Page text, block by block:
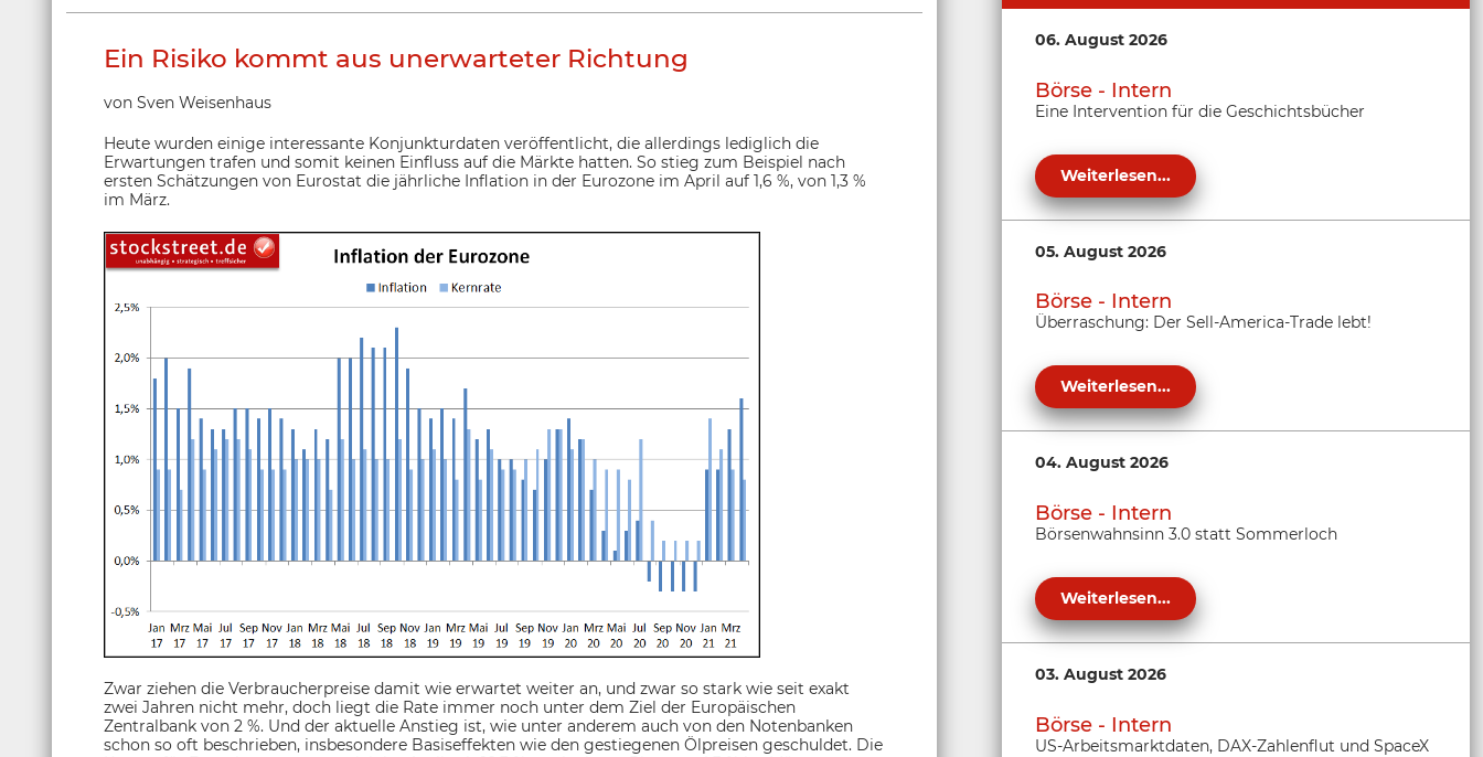
Ein Risiko kommt aus unerwarteter Richtung
von Sven Weisenhaus
Heute wurden einige interessante Konjunkturdaten veröffentlicht, die allerdings lediglich die
Erwartungen trafen und somit keinen Einfluss auf die Märkte hatten. So stieg zum Beispiel nach
ersten Schätzungen von Eurostat die jährliche Inflation in der Eurozone im April auf 1,6 %, von 1,3 %
im März.
Zwar ziehen die Verbraucherpreise damit wie erwartet weiter an, und zwar so stark wie seit exakt
zwei Jahren nicht mehr, doch liegt die Rate immer noch unter dem Ziel der Europäischen
Zentralbank von 2 %. Und der aktuelle Anstieg ist, wie unter anderem auch von den Notenbanken
schon so oft beschrieben, insbesondere Basiseffekten wie den gestiegenen Ölpreisen geschuldet. Die
06. August 2026
Börse - Intern
Eine Intervention für die Geschichtsbücher
Weiterlesen...
05. August 2026
Börse - Intern
Überraschung: Der Sell-America-Trade lebt!
Weiterlesen...
04. August 2026
Börse - Intern
Börsenwahnsinn 3.0 statt Sommerloch
Weiterlesen...
03. August 2026
Börse - Intern
US-Arbeitsmarktdaten, DAX-Zahlenflut und SpaceX